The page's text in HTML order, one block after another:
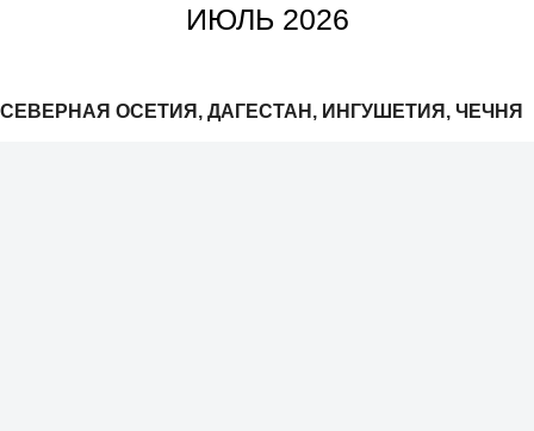
ИЮЛЬ 2026
СЕВЕРНАЯ ОСЕТИЯ, ДАГЕСТАН, ИНГУШЕТИЯ, ЧЕЧНЯ